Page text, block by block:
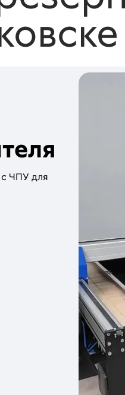
c ЧПУ для